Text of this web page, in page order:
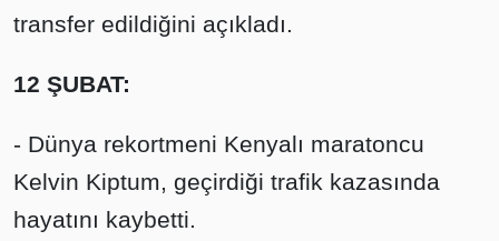
transfer edildiğini açıkladı.
12 ŞUBAT:
- Dünya rekortmeni Kenyalı maratoncu
Kelvin Kiptum, geçirdiği trafik kazasında
hayatını kaybetti.